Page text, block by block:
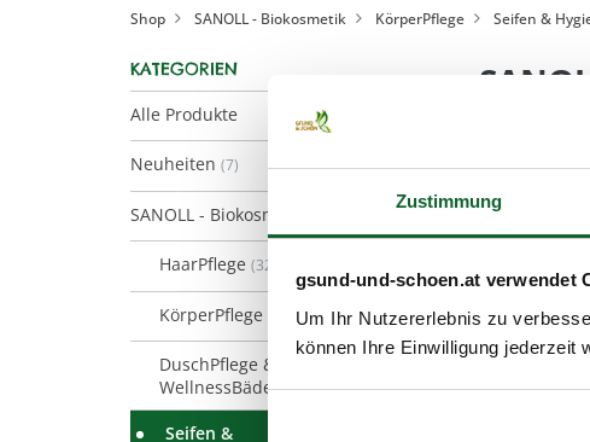
Zustimmung
gsund-und-schoen.at verwendet
Um Ihr Nutzererlebnis zu
können Ihre Einwilligung jederzeit
Shop SANOLL - Biokosmetik KörperPflege Seifen &
KATEGORIEN
Alle Produkte
Neuheiten (7)
SANOLL - Biokosmetik
HaarPflege (32)
KörperPflege
DuschPflege &
WellnessBäder (9)
Seifen &